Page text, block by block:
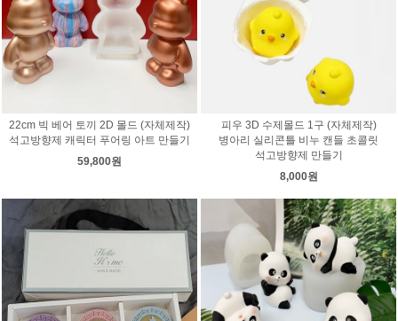
22cm 빅 베어 토끼 2D 몰드 (자체제작)
석고방향제 캐릭터 푸어링 아트 만들기
59,800원
피우 3D 수제몰드 1구 (자체제작)
병아리 실리콘틀 비누 캔들 초콜릿
석고방향제 만들기
8,000원